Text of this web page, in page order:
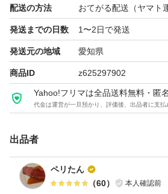
配送の方法 おてがる配送（ヤマト
発送までの日数 1〜2日で発送
発送元の地域 愛知県
商品ID z625297902
Yahoo!フリマは全品送料無料・匿
代金は運営が一旦預かり、評価後、出品者に支払
出品者
ペリたん
（60） 本人確認前